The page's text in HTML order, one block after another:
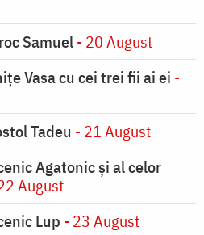
Samuel- 20 August
Vasa cu cei trei fii ai ei -
Tadeu - 21 August
Agatonic şi al celor
August
Lup - 23 August